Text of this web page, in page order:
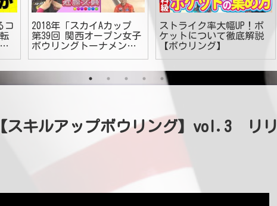
コ
‼
2018年「スカイAカップ
第39回 関西オープン女子
ボウリングトーナメン
ストライク率大幅UP！ポ
ケットについて徹底解説
【ボウリング】
スキルアップボウリング】vol.3 リリ